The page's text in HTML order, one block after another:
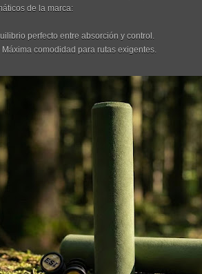
de la marca:
perfecto entre absorción y control.
Máxima comodidad para rutas exigentes.